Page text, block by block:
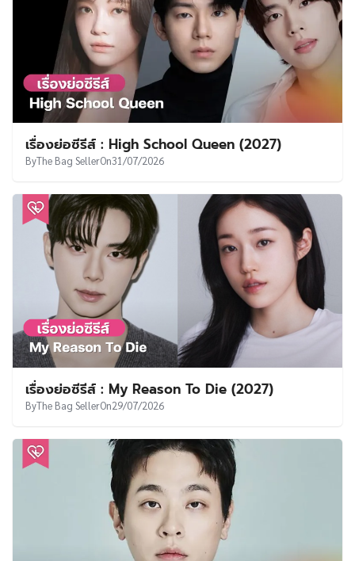
โจแจยุน
The Bag Seller
เนื้อหาที่เกี่ยวข้อง
เรื่องย่อซีรีส์ : High School Queen (2027)
31/07/2026